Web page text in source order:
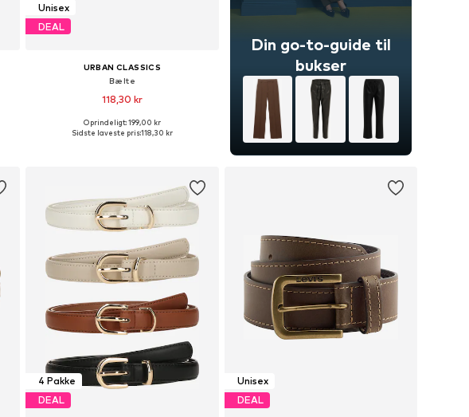
Unisex
DEAL
URBAN CLASSICS
Bælte
118,30 kr
Tilgængelige størrelser: 80
Oprindeligt: 199,00 kr
Sidste laveste pris:118,30 kr
Din go-to-guide til
bukser
4 Pakke
DEAL
Unisex
DEAL